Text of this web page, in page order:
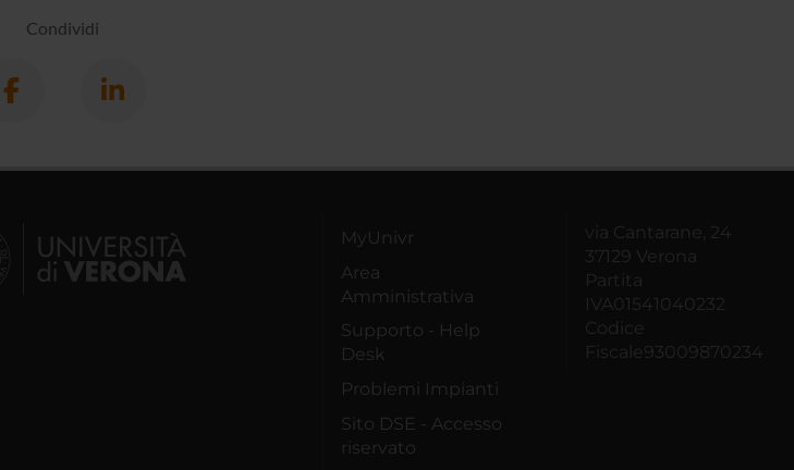
Condividi
MyUnivr
Area
Amministrativa
Supporto - Help
Desk
Problemi Impianti
Sito DSE - Accesso
riservato
via Cantarane, 24
37129 Verona
Partita
IVA01541040232
Codice
Fiscale93009870234